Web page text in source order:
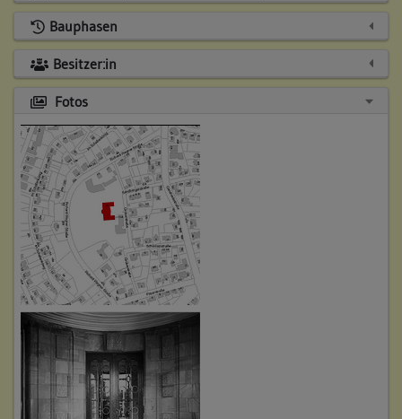
Bauphasen
Besitzer:in
Fotos